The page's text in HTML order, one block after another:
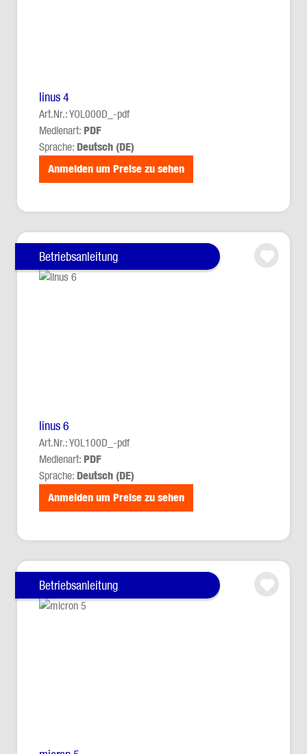
linus 4
Art.Nr.: YOL000D_-pdf
Medienart: PDF
Sprache: Deutsch (DE)
Anmelden um Preise zu sehen
Betriebsanleitung
linus 6
Art.Nr.: YOL100D_-pdf
Medienart: PDF
Sprache: Deutsch (DE)
Anmelden um Preise zu sehen
Betriebsanleitung